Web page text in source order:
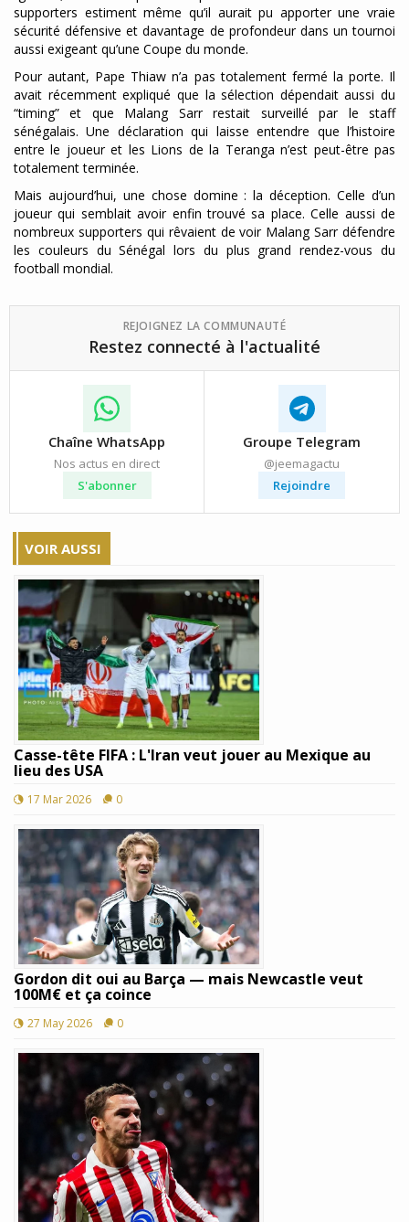
supporters estiment même qu’il aurait pu apporter une vraie
sécurité défensive et davantage de profondeur dans un tournoi
aussi exigeant qu’une Coupe du monde.
Pour autant, Pape Thiaw n’a pas totalement fermé la porte. Il
avait récemment expliqué que la sélection dépendait aussi du
“timing” et que Malang Sarr restait surveillé par le staff
sénégalais. Une déclaration qui laisse entendre que l’histoire
entre le joueur et les Lions de la Teranga n’est peut-être pas
totalement terminée.
Mais aujourd’hui, une chose domine : la déception. Celle d’un
joueur qui semblait avoir enfin trouvé sa place. Celle aussi de
nombreux supporters qui rêvaient de voir Malang Sarr défendre
les couleurs du Sénégal lors du plus grand rendez-vous du
football mondial.
REJOIGNEZ LA COMMUNAUTÉ
Restez connecté à l'actualité
Chaîne WhatsApp
Nos actus en direct
S'abonner
Groupe Telegram
@jeemagactu
Rejoindre
VOIR AUSSI
Casse-tête FIFA : L'Iran veut jouer au Mexique au
lieu des USA
17 Mar 2026 0
Gordon dit oui au Barça — mais Newcastle veut
100M€ et ça coince
27 May 2026 0